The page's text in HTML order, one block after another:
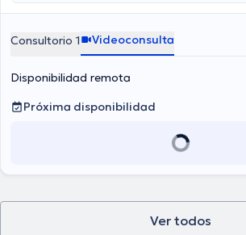
Consultorio 1 Videoconsulta
Disponibilidad remota
Próxima disponibilidad
Ver todos